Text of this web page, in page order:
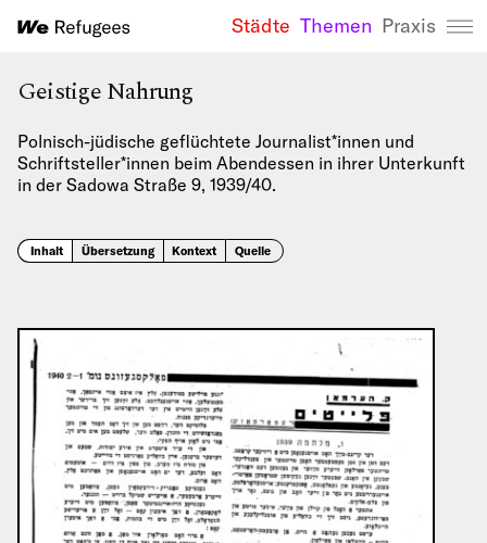
We Refugees
Städte Themen Praxis
Geistige Nahrung
Polnisch-jüdische geflüchtete Journalist*innen und
Schriftsteller*innen beim Abendessen in ihrer Unterkunft
in der Sadowa Straße 9, 1939/40.
Inhalt Übersetzung Kontext Quelle